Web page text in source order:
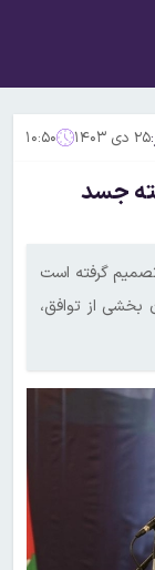
۲۵ دی ۱۴۰۳ ۱۰:۵۰
جسد
گرفته است
بخشی از توافق،